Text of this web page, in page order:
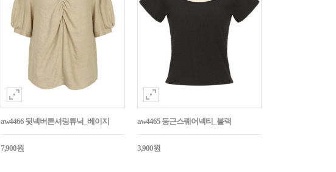
aw4466 뒷넥버튼셔링튜닉_베이지
7,900원
aw4465 둥근스퀘어넥티_블랙
3,900원